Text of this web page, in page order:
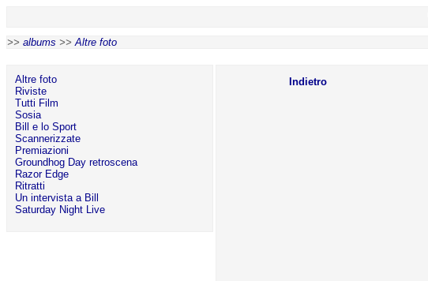
>> albums >>Altre foto
Altre foto
Riviste
Tutti Film
Sosia
Bill e lo Sport
Scannerizzate
Premiazioni
Groundhog Day retroscena
Razor Edge
Ritratti
Un intervista a Bill
Saturday Night Live
Indietro